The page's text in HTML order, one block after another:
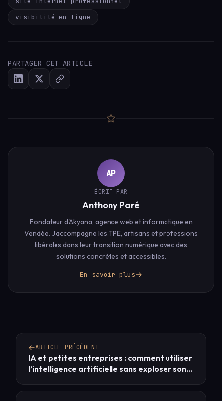
visibilité en ligne
PARTAGER CET ARTICLE
AP
ÉCRIT PAR
Anthony Paré
Fondateur d'Akyana, agence web et informatique en
Vendée. J'accompagne les TPE, artisans et professions
libérales dans leur transition numérique avec des
solutions concrètes et accessibles.
En savoir plus
ARTICLE PRÉCÉDENT
IA et petites entreprises : comment utiliser
l’intelligence artificielle sans exploser son